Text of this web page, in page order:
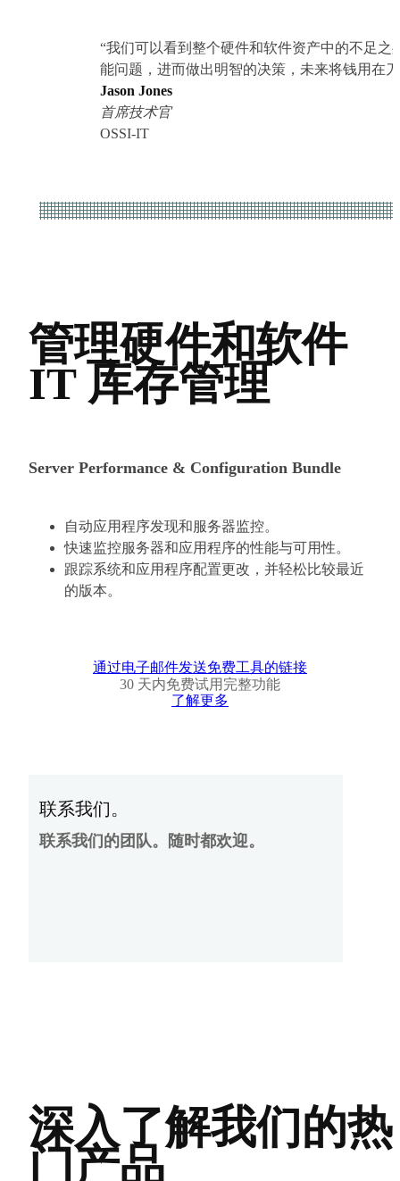
“我们可以看到整个硬件和软件资产中的不足之
能问题，进而做出明智的决策，未来将钱用在
Jason Jones
首席技术官
OSSI-IT
管理硬件和软件
IT 库存管理
Server Performance & Configuration Bundle
自动应用程序发现和服务器监控。
快速监控服务器和应用程序的性能与可用性。
跟踪系统和应用程序配置更改，并轻松比较最近
的版本。
通过电子邮件发送免费工具的链接
30 天内免费试用完整功能
了解更多
联系我们。
联系我们的团队。随时都欢迎。
深入了解我们的热
门产品